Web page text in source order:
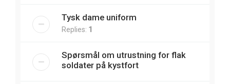
Tysk dame uniform
Replies: 1
Spørsmål om utrustning for flak
soldater på kystfort